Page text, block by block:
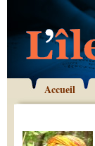
Accueil